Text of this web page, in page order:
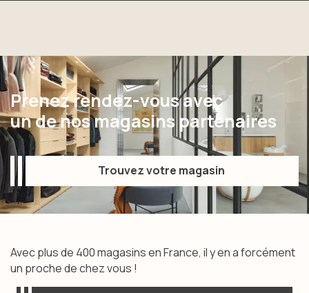
Prenez rendez-vous avec
un de nos magasins partenaires
Trouvez votre magasin
Trouvez votre magasin
Avec plus de 400 magasins en France, il y en a forcément
un proche de chez vous !